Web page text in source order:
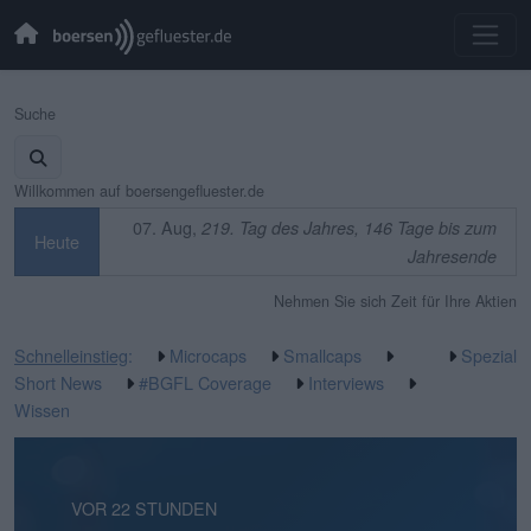
Suche
Willkommen auf boersengefluester.de
Heute
07. Aug, 219. Tag des Jahres, 146 Tage bis zum
Jahresende
Nehmen Sie sich Zeit für Ihre Aktien
Schnelleinstieg: Microcaps
Smallcaps
Short News
#BGFL Coverage
Interviews
Wissen
Spezial
VOR 17 STUNDEN
VOR 22 STUNDEN
VOR 2 TAGEN
VOR 3 TAGEN
VOR 3 TAGEN
VOR 3 TAGEN
VOR 1 WOCHE
VOR 1 WOCHE
VOR 1 WOCHE
VOR 2 WOCHEN
VOR 2 WOCHEN
VOR 2 WOCHEN
VOR 2 WOCHEN
VOR 2 WOCHEN
VOR 3 WOCHEN